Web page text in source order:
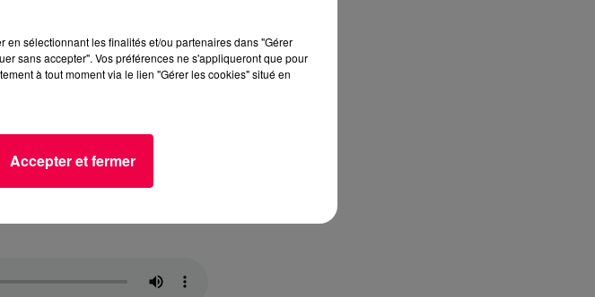
en sélectionnant les finalités et/ou partenaires dans "Gérer
sans accepter". Vos préférences ne s'appliqueront que pour
à tout moment via le lien "Gérer les cookies" situé en
Accepter et fermer